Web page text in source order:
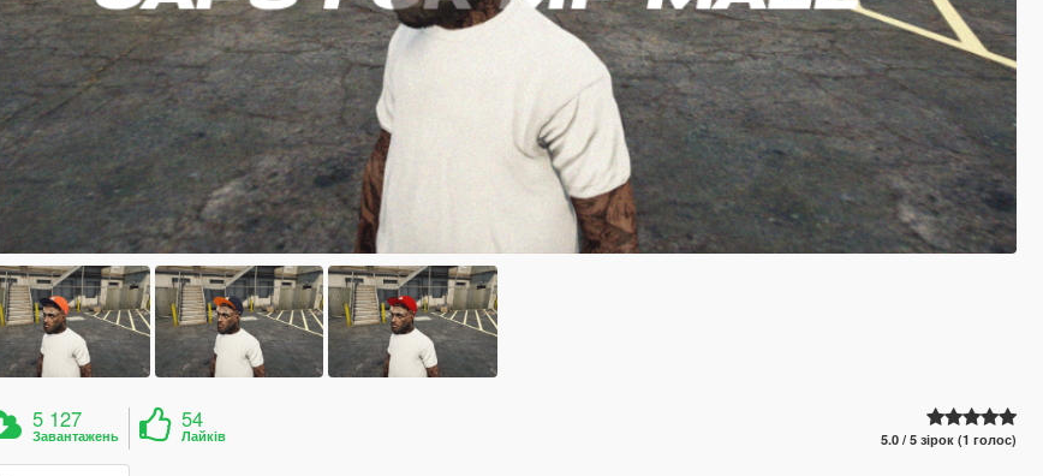
5 127
Завантажень
54
Лайків 5.0 / 5 зірок (1 голос)